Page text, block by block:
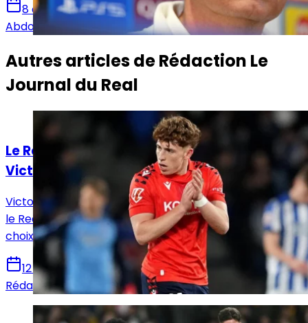
8 août 2026
Abdou Diallo
Autres articles deRédaction Le
Journal du Real
Le Real Madrid face à un dilemme pour
Victor Muñoz
Victor Muñoz attire les regards en Navarre, tandis que
le Real Madrid prépare un possible rapatriement, un
choix qui pourrait remodeler l’offensive madrilène.
12 juin 2026
Rédaction Le Journal du Real
Actualités